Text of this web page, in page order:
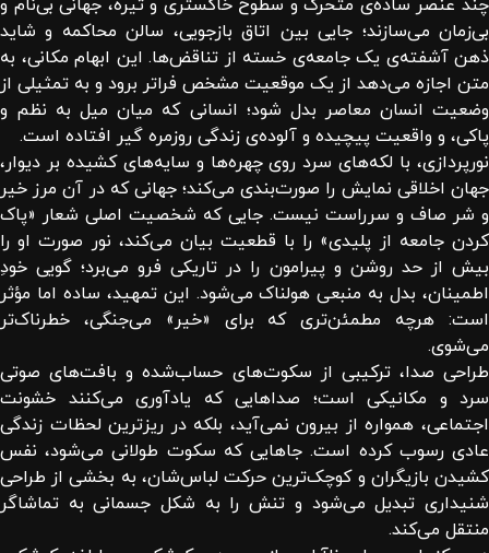
بی‌زمان می‌سازند؛ جایی بین اتاق بازجویی، سالن محاکمه و شاید
ذهن آشفته‌ی یک جامعه‌ی خسته از تناقض‌ها. این ابهام مکانی، به
متن اجازه می‌دهد از یک موقعیت مشخص فراتر برود و به تمثیلی از
وضعیت انسان معاصر بدل شود؛ انسانی که میان میل به نظم و
پاکی، و واقعیت پیچیده و آلوده‌ی زندگی روزمره گیر افتاده است.
نورپردازی، با لکه‌های سرد روی چهره‌ها و سایه‌های کشیده بر دیوار،
جهان اخلاقی نمایش را صورت‌بندی می‌کند؛ جهانی که در آن مرز خیر
و شر صاف و سرراست نیست. جایی که شخصیت اصلی شعار «پاک
کردن جامعه از پلیدی» را با قطعیت بیان می‌کند، نور صورت او را
بیش از حد روشن و پیرامون را در تاریکی فرو می‌برد؛ گویی خودِ
اطمینان، بدل به منبعی هولناک می‌شود. این تمهید، ساده اما مؤثر
است: هرچه مطمئن‌تری که برای «خیر» می‌جنگی، خطرناک‌تر
می‌شوی.
طراحی صدا، ترکیبی از سکوت‌های حساب‌شده و بافت‌های صوتی
سرد و مکانیکی است؛ صداهایی که یادآوری می‌کنند خشونت
اجتماعی، همواره از بیرون نمی‌آید، بلکه در ریزترین لحظات زندگی
عادی رسوب کرده است. جاهایی که سکوت طولانی می‌شود، نفس
کشیدن بازیگران و کوچک‌ترین حرکت لباس‌شان، به بخشی از طراحی
شنیداری تبدیل می‌شود و تنش را به شکل جسمانی به تماشاگر
منتقل می‌کند.